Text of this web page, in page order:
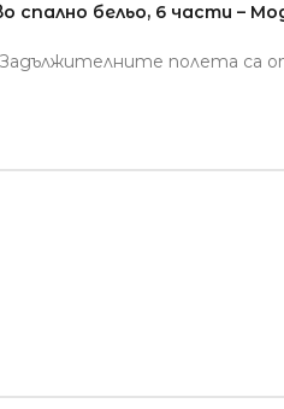
бельо, 6 части –
Задължителните полета са